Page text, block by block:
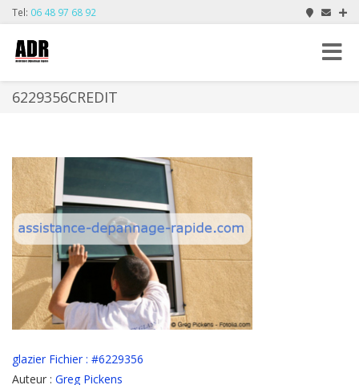
Tel: 06 48 97 68 92
Toggle
6229356CREDIT
glazier Fichier : #6229356
Auteur : Greg Pickens